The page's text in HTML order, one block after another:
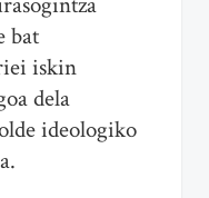
bat
iskin
dela
ideologiko